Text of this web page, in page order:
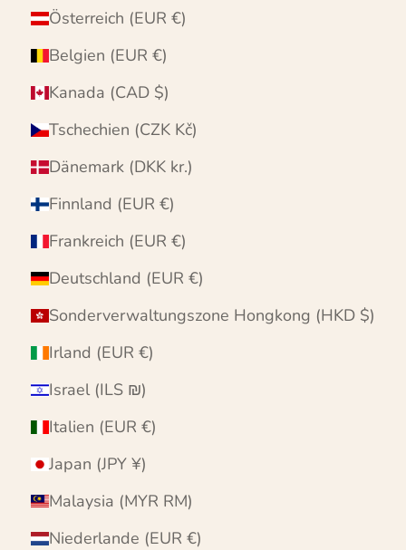
Österreich (EUR €)
Belgien (EUR €)
Kanada (CAD $)
Tschechien (CZK Kč)
Dänemark (DKK kr.)
Finnland (EUR €)
Frankreich (EUR €)
Deutschland (EUR €)
Sonderverwaltungszone Hongkong (HKD $)
Irland (EUR €)
Israel (ILS ₪)
Italien (EUR €)
Japan (JPY ¥)
Malaysia (MYR RM)
Niederlande (EUR €)